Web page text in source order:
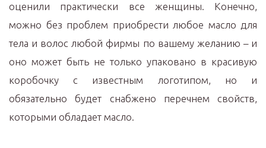
оценили практически все женщины. Конечно,
можно без проблем приобрести любое масло для
тела и волос любой фирмы по вашему желанию – и
оно может быть не только упаковано в красивую
коробочку с известным логотипом, но и
обязательно будет снабжено перечнем свойств,
которыми обладает масло.